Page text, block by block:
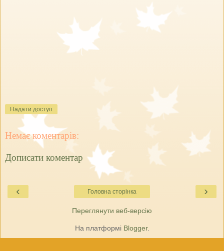
Надати доступ
Немає коментарів:
Дописати коментар
‹ ›
Головна сторінка
Переглянути веб-версію
На платформі Blogger.